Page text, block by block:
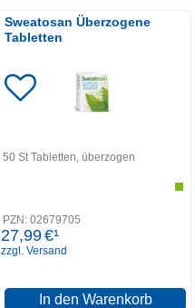
Sweatosan Überzogene
Tabletten
50 St Tabletten, überzogen
PZN: 02679705
27,99€¹
zzgl. Versand
In den Warenkorb